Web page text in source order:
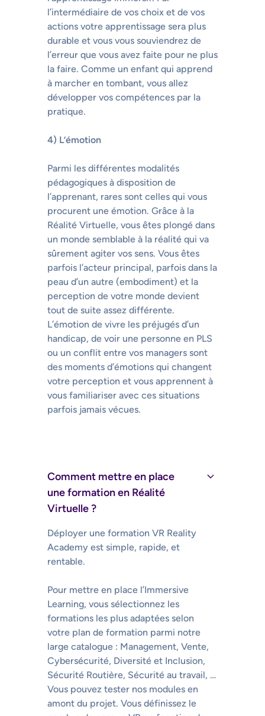
l’intermédiaire de vos choix et de vos
actions votre apprentissage sera plus
durable et vous vous souviendrez de
l’erreur que vous avez faite pour ne plus
la faire. Comme un enfant qui apprend
à marcher en tombant, vous allez
développer vos compétences par la
pratique.
4) L’émotion
Parmi les différentes modalités
pédagogiques à disposition de
l’apprenant, rares sont celles qui vous
procurent une émotion. Grâce à la
Réalité Virtuelle, vous êtes plongé dans
un monde semblable à la réalité qui va
sûrement agiter vos sens. Vous êtes
parfois l’acteur principal, parfois dans la
peau d’un autre (embodiment) et la
perception de votre monde devient
tout de suite assez différente.
L’émotion de vivre les préjugés d’un
handicap, de voir une personne en PLS
ou un conflit entre vos managers sont
des moments d’émotions qui changent
votre perception et vous apprennent à
vous familiariser avec ces situations
parfois jamais vécues.
Comment mettre en place
une formation en Réalité
Virtuelle ?
Déployer une formation VR Reality
Academy est simple, rapide, et
rentable.
Pour mettre en place l’Immersive
Learning, vous sélectionnez les
formations les plus adaptées selon
votre plan de formation parmi notre
large catalogue : Management, Vente,
Cybersécurité, Diversité et Inclusion,
Sécurité Routière, Sécurité au travail, …
Vous pouvez tester nos modules en
amont du projet. Vous définissez le